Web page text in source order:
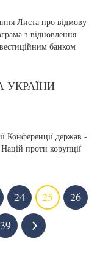
Листа про відмову
з відновлення
банком
УКРАЇНИ
Конференції держав -
проти корупції
24 25
26
39